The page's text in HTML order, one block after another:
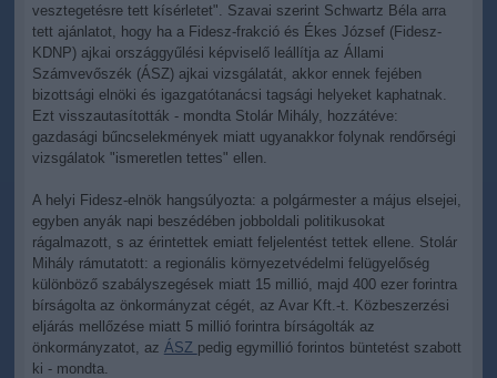
vesztegetésre tett kísérletet". Szavai szerint Schwartz Béla arra
tett ajánlatot, hogy ha a Fidesz-frakció és Ékes József (Fidesz-
KDNP) ajkai országgyűlési képviselő leállítja az Állami
Számvevőszék (ÁSZ) ajkai vizsgálatát, akkor ennek fejében
bizottsági elnöki és igazgatótanácsi tagsági helyeket kaphatnak.
Ezt visszautasították - mondta Stolár Mihály, hozzátéve:
gazdasági bűncselekmények miatt ugyanakkor folynak rendőrségi
vizsgálatok "ismeretlen tettes" ellen.
A helyi Fidesz-elnök hangsúlyozta: a polgármester a május elsejei,
egyben anyák napi beszédében jobboldali politikusokat
rágalmazott, s az érintettek emiatt feljelentést tettek ellene. Stolár
Mihály rámutatott: a regionális környezetvédelmi felügyelőség
különböző szabályszegések miatt 15 millió, majd 400 ezer forintra
bírságolta az önkormányzat cégét, az Avar Kft.-t. Közbeszerzési
eljárás mellőzése miatt 5 millió forintra bírságolták az
önkormányzatot, az ÁSZ pedig egymillió forintos büntetést szabott
ki - mondta.